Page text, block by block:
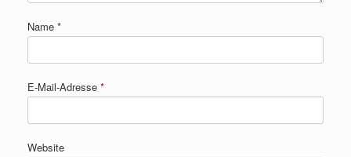
Name *
E-Mail-Adresse *
Website